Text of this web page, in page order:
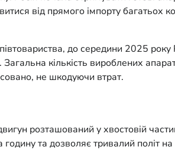
від прямого імпорту багатьох
до середини 2025 року
кількість вироблених
не шкодуючи втрат.
розташований у хвостовій
та дозволяє тривалий політ